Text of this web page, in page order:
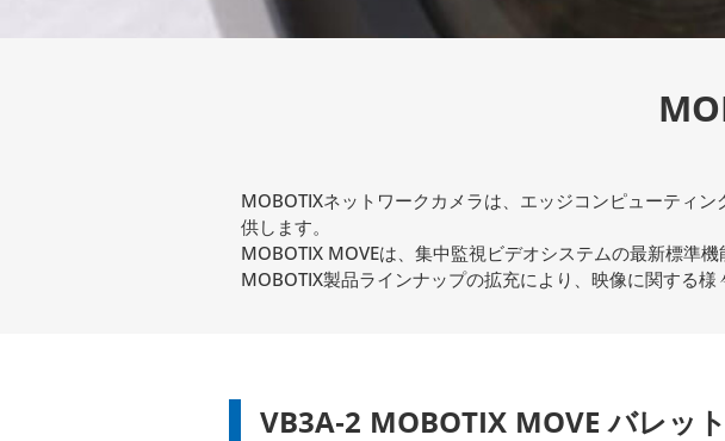
MOBOTIXネットワークカメラは、エッジコンピューティ
供します。
MOBOTIX MOVEは、集中監視ビデオシステムの最新標準
MOBOTIX製品ラインナップの拡充により、映像に関する
VB3A-2 MOBOTIX MOVE バレッ